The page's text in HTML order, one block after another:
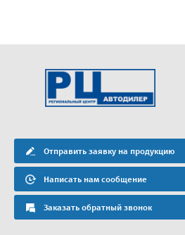
Отправить заявку на продукцию
Написать нам сообщение
Заказать обратный звонок